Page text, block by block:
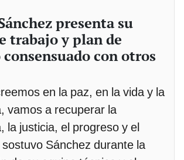
presenta su
trabajo y plan de
con otros
en la paz, en la vida y la
vamos a recuperar la
la justicia, el progreso y el
sostuvo Sánchez durante la